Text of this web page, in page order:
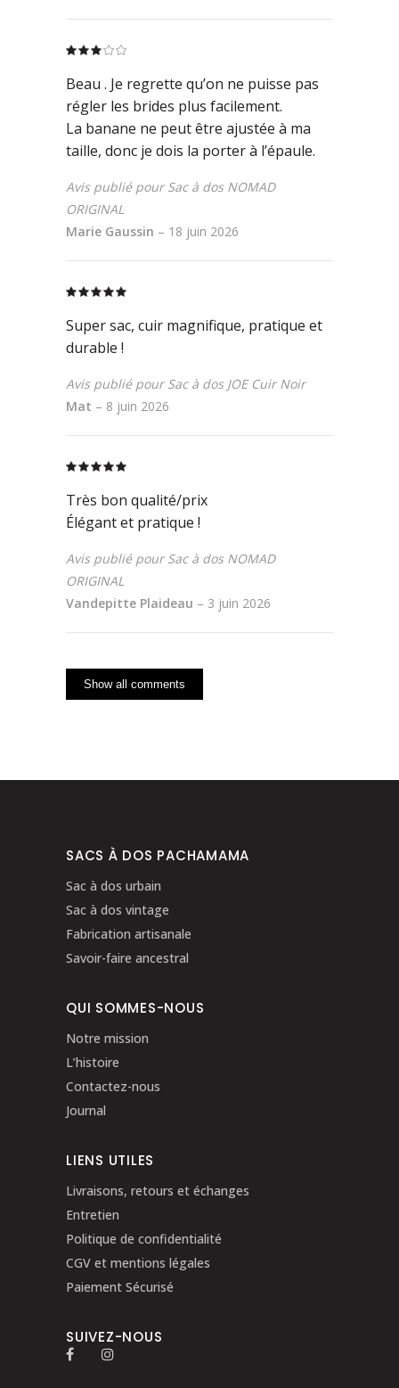
of
Beau . Je regrette qu’on ne puisse pas
régler les brides plus facilement.
La banane ne peut être ajustée à ma
taille, donc je dois la porter à l’épaule.
Avis publié pour Sac à dos NOMAD
ORIGINAL
Marie Gaussin – 18 juin 2026
Super sac, cuir magnifique, pratique et
durable !
Avis publié pour Sac à dos JOE Cuir Noir
Mat – 8 juin 2026
Très bon qualité/prix
Élégant et pratique !
Avis publié pour Sac à dos NOMAD
ORIGINAL
Vandepitte Plaideau – 3 juin 2026
Show all comments
SACS À DOS PACHAMAMA
Sac à dos urbain
Sac à dos vintage
Fabrication artisanale
Savoir-faire ancestral
QUI SOMMES-NOUS
Notre mission
L’histoire
Contactez-nous
Journal
LIENS UTILES
Livraisons, retours et échanges
Entretien
Politique de confidentialité
CGV et mentions légales
Paiement Sécurisé
SUIVEZ-NOUS